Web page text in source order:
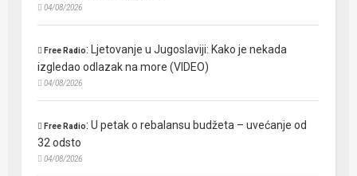
04/08/2026
Free Radio:
Ljetovanje u Jugoslaviji: Kako je nekada
izgledao odlazak na more (VIDEO)
04/08/2026
Free Radio:U petak o rebalansu budžeta – uvećanje od
32 odsto
04/08/2026